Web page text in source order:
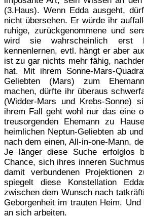
(3.Haus). Wenn Edda ausgeht,
nicht übersehen. Er würde ihr
ruhige, zurückgenommene und
wird sie wahrscheinlich erst
kennenlernen, evtl. hängt er aber
ist zu gar nichts mehr fähig,
hat. Mit ihrem Sonne-Mars-
Geliebten (Mars) zum
machen, dürfte ihr überaus
(Widder-Mars und Krebs-Sonne)
ihrem Fall geht wohl nur das eine
treusorgenden Ehemann zu
heimlichen Neptun-Geliebten ab
nach dem einen, All-in-one-Mann,
Je länger diese Suche
Chance, sich ihres inneren
damit verbundenen Projektionen
spiegelt diese Konstellation
zwischen dem Wunsch nach
Geborgenheit im trauten Heim.
an sich arbeiten.